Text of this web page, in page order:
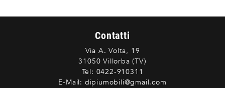
Contatti
Via A. Volta, 19
31050 Villorba (TV)
Tel: 0422-910311
E-Mail: dipiumobili@gmail.com